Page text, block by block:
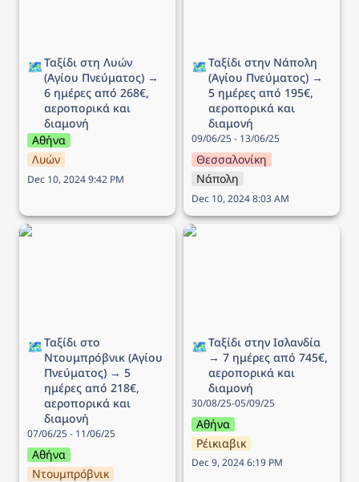
🗺️Ταξίδι στη Λυών
(Αγίου Πνεύματος) →
6 ημέρες από 268€,
αεροπορικά και
διαμονή
Αθήνα
Λυών
Dec 10, 2024 9:42 PM
🗺️Ταξίδι στην Νάπολη
(Αγίου Πνεύματος) →
5 ημέρες από 195€,
αεροπορικά και
διαμονή
09/06/25 - 13/06/25
Θεσσαλονίκη
Νάπολη
Dec 10, 2024 8:03 AM
Ταξίδι στο Ντουμπρόβνικ
🗺️Ταξίδι στο
Ντουμπρόβνικ (Αγίου
Πνεύματος) → 5
ημέρες από 218€,
αεροπορικά και
διαμονή
07/06/25 - 11/06/25
Αθήνα
Ντουμπρόβνικ
Ταξίδι στην Ισλανδία → 7
🗺️Ταξίδι στην Ισλανδία
→ 7 ημέρες από 745€,
αεροπορικά και
διαμονή
30/08/25-05/09/25
Αθήνα
Ρέικιαβικ
Dec 9, 2024 6:19 PM